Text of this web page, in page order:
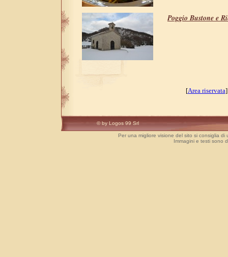
Poggio Bustone e
[Area riservata
© by Logos 99 Srl
Per una migliore visione del sito si consiglia
Immagini e testi sono